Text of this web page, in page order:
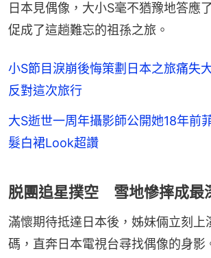
日本見偶像，大小S毫不猶豫地答應
促成了這趟難忘的祖孫之旅。
小S節目淚崩後悔策劃日本之旅痛失
反對這次旅行
大S逝世一周年攝影師公開她18年
髮白裙Look超讚
脱團追星撲空 雪地慘摔成最
滿懷期待抵達日本後，姊妹倆立刻上
碼，直奔日本電視台尋找偶像的身影